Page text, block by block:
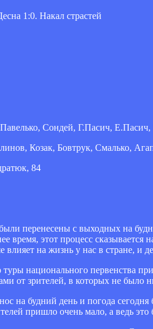
Сондей, Г.Пасич,
Козак, Бовтрук, Смалько,
84
перенесены с выходных на
время, этот процесс
на жизнь у нас в стране, и
национального первенства
от зрителей, в которых не было
на будний день и погода
пришло очень мало, а ведь